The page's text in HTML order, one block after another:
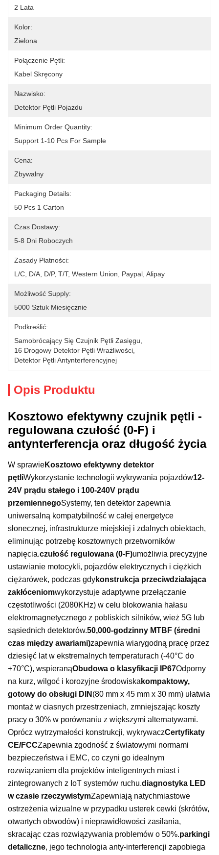
2 Lata
Kolor:
Zielona
Połączenie Pętli:
Kabel Skręcony
Nazwisko:
Detektor Pętli Pojazdu
Minimum Order Quantity:
Support 1-10 Pcs For Sample
Cena:
Zbywalny
Packaging Details:
50 Pcs 1 Carton
Czas Dostawy:
5-8 Dni Roboczych
Zasady Płatności:
L/C, D/A, D/P, T/T, Western Union, Paypal, Alipay
Możliwość Supply:
5000 Sztuk Miesięcznie
Podkreślić:
Samobrócający Się Czujnik Pętli Zasięgu
16 Drogowy Detektor Pętli Wrażliwości
Detektor Pętli Antynterferencyjnej
Opis Produktu
Kosztowo efektywny czujnik pętli -
regulowana czułość (0-F) i
antynterferencja oraz długość życia
W sprawieKosztowo efektywny detektor
pętliWykorzystanie technologii wykrywania pojazdów12-
24V prądu stałego i 100-240V prądu
przemiennegoSystemy, ten detektor zapewnia
uniwersalną kompatybilność w całej energetyce
słonecznej, infrastrukturze miejskiej i zdalnych obiektach,
eliminując potrzebę kosztownych przetworników
napięcia.czułość regulowana (0-F)umożliwia precyzyjne
ustawianie motocykli, pojazdów elektrycznych i ciężkich
ciężarówek, podczas gdykonstrukcja przeciwdziałająca
zakłóceniomwykorzystuje adaptywne przełączanie
częstotliwości (2080KHz) w celu blokowania hałasu
elektromagnetycznego z pobliskich silników, wież 5G lub
sąsiednich detektorów.50,000-godzinny MTBF (średni
czas między awariami)zapewnia wiarygodną pracę przez
dziesięć lat w ekstremalnych temperaturach (-40°C do
+70°C), wspieranąObudowa o klasyfikacji IP67Odporny
na kurz, wilgoć i korozyjne środowiska kompaktowy,
gotowy do obsługi DIN (80 mm x 45 mm x 30 mm) ułatwia
montaż w ciasnych przestrzeniach, zmniejszając koszty
pracy o 30% w porównaniu z większymi alternatywami.
Oprócz wytrzymałości konstrukcji, wykrywaczCertyfikaty
CE/FCCZapewnia zgodność z światowymi normami
bezpieczeństwa i EMC, co czyni go idealnym
rozwiązaniem dla projektów inteligentnych miast i
zintegrowanych z IoT systemów ruchu.diagnostyka LED
w czasie rzeczywistymZapewniają natychmiastowe
ostrzeżenia wizualne w przypadku usterek cewki (skrótów,
otwartych obwodów) i nieprawidłowości zasilania,
skracając czas rozwiązywania problemów o 50%.parkingi
detaliczne, jego technologia anty-interferencji zapobiega